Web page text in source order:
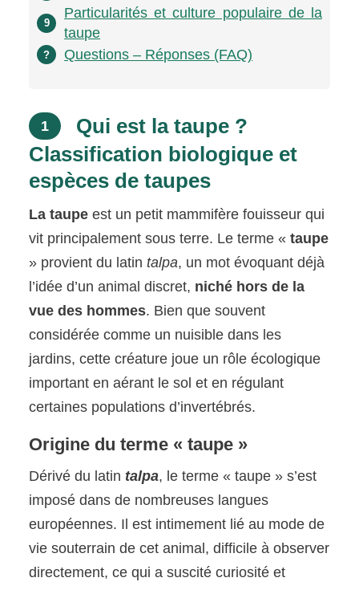
9
Particularités et culture populaire de la
taupe
? Questions – Réponses (FAQ)
1
Qui est la taupe ?
Classification biologique et
espèces de taupes
La taupe est un petit mammifère fouisseur qui
vit principalement sous terre. Le terme « taupe
» provient du latintalpa, un mot évoquant déjà
l’idée d’un animal discret, niché hors de la
vue des hommes. Bien que souvent
considérée comme un nuisible dans les
jardins, cette créature joue un rôle écologique
important en aérant le sol et en régulant
certaines populations d’invertébrés.
Origine du terme « taupe »
Dérivé du latintalpa, le terme « taupe » s’est
imposé dans de nombreuses langues
européennes. Il est intimement lié au mode de
vie souterrain de cet animal, difficile à observer
directement, ce qui a suscité curiosité et